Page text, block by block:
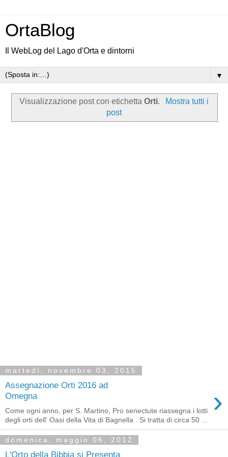
OrtaBlog
Il WebLog del Lago d'Orta e dintorni
▼
Visualizzazione post con etichettaOrti.
Mostra tutti i
post
martedì, novembre 03, 2015
Assegnazione Orti 2016 ad
Omegna
›
Come ogni anno, per S. Martino, Pro senectute riassegna i lotti
degli orti dell' Oasi della Vita di Bagnella . Si tratta di circa 50 ...
domenica, maggio 06, 2012
L'Orto della Bibbia si Presenta